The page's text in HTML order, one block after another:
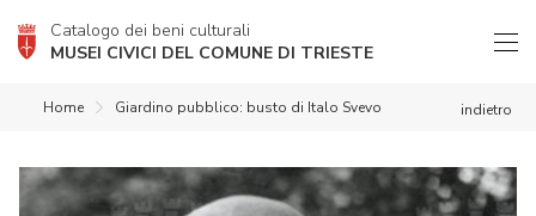
Catalogo dei beni culturali
MUSEI CIVICI DEL COMUNE DI TRIESTE
indietro
Home Giardino pubblico: busto di Italo Svevo